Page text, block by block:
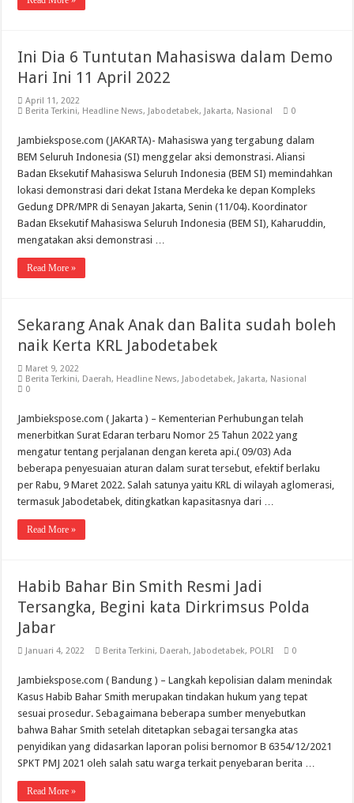
Ini Dia 6 Tuntutan Mahasiswa dalam Demo
Hari Ini 11 April 2022
April 11, 2022
Berita Terkini, Headline News, Jabodetabek, Jakarta, Nasional 0
Jambiekspose.com (JAKARTA)- Mahasiswa yang tergabung dalam
BEM Seluruh Indonesia (SI) menggelar aksi demonstrasi. Aliansi
Badan Eksekutif Mahasiswa Seluruh Indonesia (BEM SI) memindahkan
lokasi demonstrasi dari dekat Istana Merdeka ke depan Kompleks
Gedung DPR/MPR di Senayan Jakarta, Senin (11/04). Koordinator
Badan Eksekutif Mahasiswa Seluruh Indonesia (BEM SI), Kaharuddin,
mengatakan aksi demonstrasi …
Read More »
Sekarang Anak Anak dan Balita sudah boleh
naik Kerta KRL Jabodetabek
Maret 9, 2022
Berita Terkini, Daerah, Headline News, Jabodetabek, Jakarta, Nasional
0
Jambiekspose.com ( Jakarta ) – Kementerian Perhubungan telah
menerbitkan Surat Edaran terbaru Nomor 25 Tahun 2022 yang
mengatur tentang perjalanan dengan kereta api.( 09/03) Ada
beberapa penyesuaian aturan dalam surat tersebut, efektif berlaku
per Rabu, 9 Maret 2022. Salah satunya yaitu KRL di wilayah aglomerasi,
termasuk Jabodetabek, ditingkatkan kapasitasnya dari …
Read More »
Habib Bahar Bin Smith Resmi Jadi
Tersangka, Begini kata Dirkrimsus Polda
Jabar
Januari 4, 2022 Berita Terkini, Daerah, Jabodetabek, POLRI 0
Jambiekspose.com ( Bandung ) – Langkah kepolisian dalam menindak
Kasus Habib Bahar Smith merupakan tindakan hukum yang tepat
sesuai prosedur. Sebagaimana beberapa sumber menyebutkan
bahwa Bahar Smith setelah ditetapkan sebagai tersangka atas
penyidikan yang didasarkan laporan polisi bernomor B 6354/12/2021
SPKT PMJ 2021 oleh salah satu warga terkait penyebaran berita …
Read More »